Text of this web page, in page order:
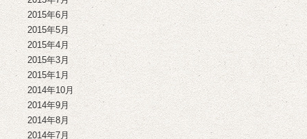
2015年6月
2015年5月
2015年4月
2015年3月
2015年1月
2014年10月
2014年9月
2014年8月
2014年7月